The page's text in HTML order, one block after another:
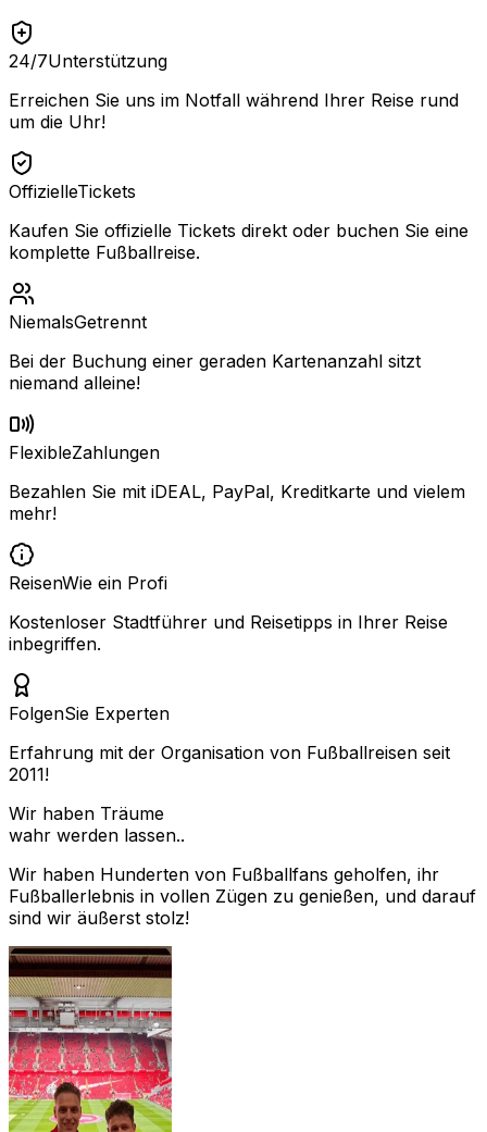
24/7Unterstützung
Erreichen Sie uns im Notfall während Ihrer Reise rund
um die Uhr!
OffizielleTickets
Kaufen Sie offizielle Tickets direkt oder buchen Sie eine
komplette Fußballreise.
NiemalsGetrennt
Bei der Buchung einer geraden Kartenanzahl sitzt
niemand alleine!
FlexibleZahlungen
Bezahlen Sie mit iDEAL, PayPal, Kreditkarte und vielem
mehr!
ReisenWie ein Profi
Kostenloser Stadtführer und Reisetipps in Ihrer Reise
inbegriffen.
FolgenSie Experten
Erfahrung mit der Organisation von Fußballreisen seit
2011!
Wir haben Träume
wahr werden lassen..
Wir haben Hunderten von Fußballfans geholfen, ihr
Fußballerlebnis in vollen Zügen zu genießen, und darauf
sind wir äußerst stolz!